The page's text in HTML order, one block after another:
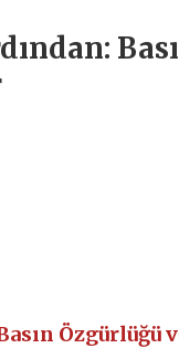
Özgürlüğü